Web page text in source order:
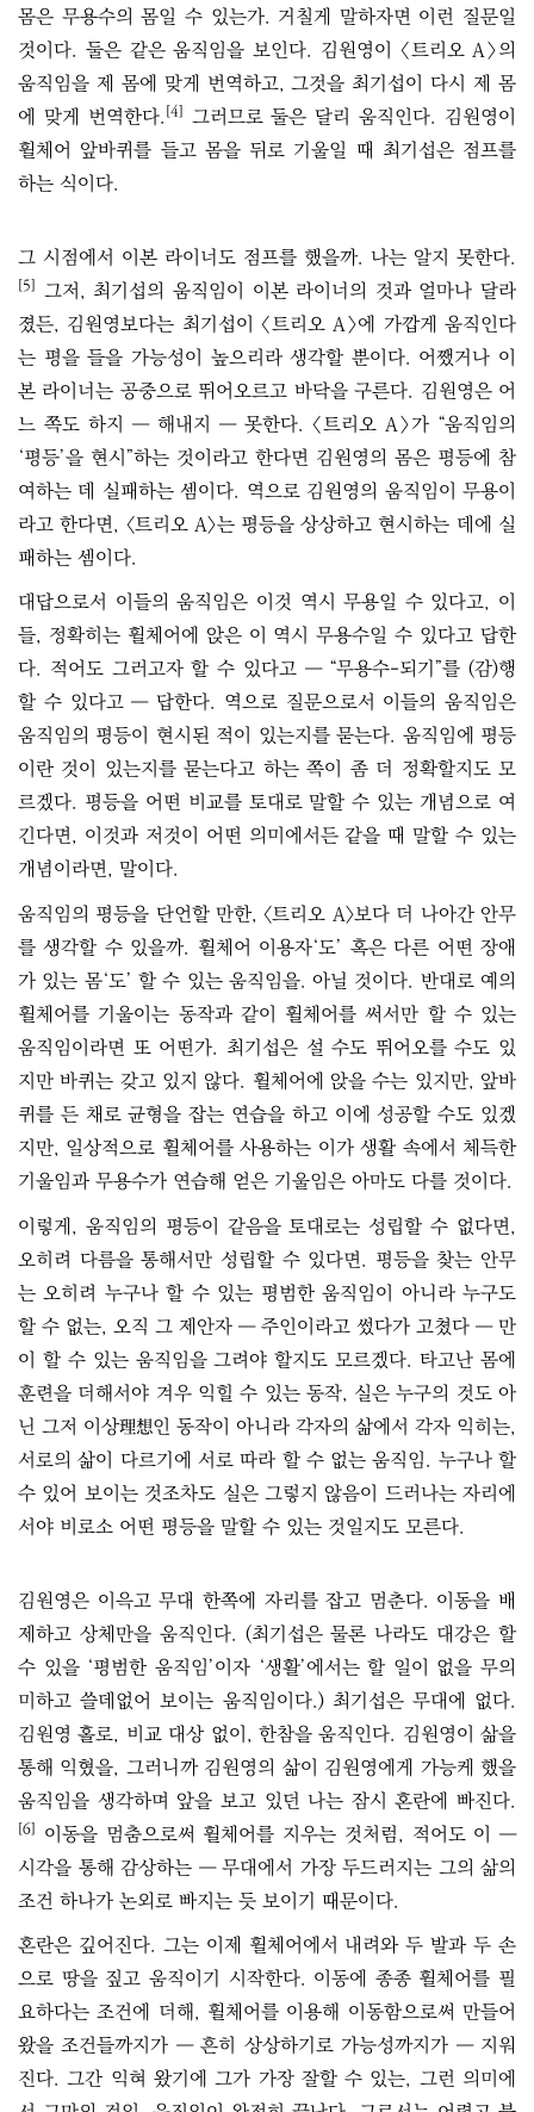
몸은 무용수의 몸일 수 있는가. 거칠게 말하자면 이런 질문일
것이다. 둘은 같은 움직임을 보인다. 김원영이 〈트리오 A〉의
움직임을 제 몸에 맞게 번역하고, 그것을 최기섭이 다시 제 몸
에 맞게 번역한다.[4] 그러므로 둘은 달리 움직인다. 김원영이
휠체어 앞바퀴를 들고 몸을 뒤로 기울일 때 최기섭은 점프를
하는 식이다.
그 시점에서 이본 라이너도 점프를 했을까. 나는 알지 못한다.
[5] 그저, 최기섭의 움직임이 이본 라이너의 것과 얼마나 달라
졌든, 김원영보다는 최기섭이 〈트리오 A〉에 가깝게 움직인다
는 평을 들을 가능성이 높으리라 생각할 뿐이다. 어쨌거나 이
본 라이너는 공중으로 뛰어오르고 바닥을 구른다. 김원영은 어
느 쪽도 하지 ― 해내지 ― 못한다. 〈트리오 A〉가 “움직임의
‘평등’을 현시”하는 것이라고 한다면 김원영의 몸은 평등에 참
여하는 데 실패하는 셈이다. 역으로 김원영의 움직임이 무용이
라고 한다면, 〈트리오 A〉는 평등을 상상하고 현시하는 데에 실
패하는 셈이다.
대답으로서 이들의 움직임은 이것 역시 무용일 수 있다고, 이
들, 정확히는 휠체어에 앉은 이 역시 무용수일 수 있다고 답한
다. 적어도 그러고자 할 수 있다고 ― “무용수-되기”를 (감)행
할 수 있다고 ― 답한다. 역으로 질문으로서 이들의 움직임은
움직임의 평등이 현시된 적이 있는지를 묻는다. 움직임에 평등
이란 것이 있는지를 묻는다고 하는 쪽이 좀 더 정확할지도 모
르겠다. 평등을 어떤 비교를 토대로 말할 수 있는 개념으로 여
긴다면, 이것과 저것이 어떤 의미에서든 같을 때 말할 수 있는
개념이라면, 말이다.
움직임의 평등을 단언할 만한, 〈트리오 A〉보다 더 나아간 안무
를 생각할 수 있을까. 휠체어 이용자‘도’ 혹은 다른 어떤 장애
가 있는 몸‘도’ 할 수 있는 움직임을. 아닐 것이다. 반대로 예의
휠체어를 기울이는 동작과 같이 휠체어를 써서만 할 수 있는
움직임이라면 또 어떤가. 최기섭은 설 수도 뛰어오를 수도 있
지만 바퀴는 갖고 있지 않다. 휠체어에 앉을 수는 있지만, 앞바
퀴를 든 채로 균형을 잡는 연습을 하고 이에 성공할 수도 있겠
지만, 일상적으로 휠체어를 사용하는 이가 생활 속에서 체득한
기울임과 무용수가 연습해 얻은 기울임은 아마도 다를 것이다.
이렇게, 움직임의 평등이 같음을 토대로는 성립할 수 없다면,
오히려 다름을 통해서만 성립할 수 있다면. 평등을 찾는 안무
는 오히려 누구나 할 수 있는 평범한 움직임이 아니라 누구도
할 수 없는, 오직 그 제안자 ― 주인이라고 썼다가 고쳤다 ― 만
이 할 수 있는 움직임을 그려야 할지도 모르겠다. 타고난 몸에
훈련을 더해서야 겨우 익힐 수 있는 동작, 실은 누구의 것도 아
닌 그저 이상理想인 동작이 아니라 각자의 삶에서 각자 익히는,
서로의 삶이 다르기에 서로 따라 할 수 없는 움직임. 누구나 할
수 있어 보이는 것조차도 실은 그렇지 않음이 드러나는 자리에
서야 비로소 어떤 평등을 말할 수 있는 것일지도 모른다.
김원영은 이윽고 무대 한쪽에 자리를 잡고 멈춘다. 이동을 배
제하고 상체만을 움직인다. (최기섭은 물론 나라도 대강은 할
수 있을 ‘평범한 움직임’이자 ‘생활’에서는 할 일이 없을 무의
미하고 쓸데없어 보이는 움직임이다.) 최기섭은 무대에 없다.
김원영 홀로, 비교 대상 없이, 한참을 움직인다. 김원영이 삶을
통해 익혔을, 그러니까 김원영의 삶이 김원영에게 가능케 했을
움직임을 생각하며 앞을 보고 있던 나는 잠시 혼란에 빠진다.
[6] 이동을 멈춤으로써 휠체어를 지우는 것처럼, 적어도 이 ―
시각을 통해 감상하는 ― 무대에서 가장 두드러지는 그의 삶의
조건 하나가 논외로 빠지는 듯 보이기 때문이다.
혼란은 깊어진다. 그는 이제 휠체어에서 내려와 두 발과 두 손
으로 땅을 짚고 움직이기 시작한다. 이동에 종종 휠체어를 필
요하다는 조건에 더해, 휠체어를 이용해 이동함으로써 만들어
왔을 조건들까지가 ― 흔히 상상하기로 가능성까지가 ― 지워
진다. 그간 익혀 왔기에 그가 가장 잘할 수 있는, 그런 의미에